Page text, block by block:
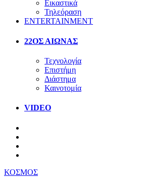
Εικαστικά
Τηλεόραση
ENTERTAINMENT
22ΟΣ ΑΙΩΝΑΣ
Τεχνολογία
Επιστήμη
Διάστημα
Καινοτομία
VIDEO
ΚΟΣΜΟΣ